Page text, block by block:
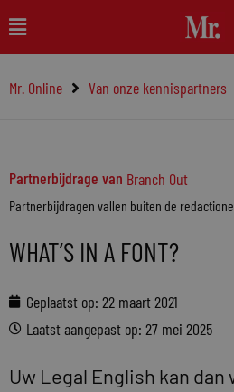
naar
inhoud
Main
Menu
Mr. Online Van onze kennispartners
Partnerbijdrage van Branch Out
Partnerbijdragen vallen buiten de
WHAT’S IN A FONT?
Geplaatst op: 22 maart 2021
Laatst aangepast op: 27 mei 2025
Uw Legal English kan dan